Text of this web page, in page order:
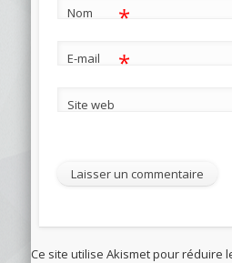
Nom *
E-mail *
Site web
Ce site utilise Akismet pour réduire